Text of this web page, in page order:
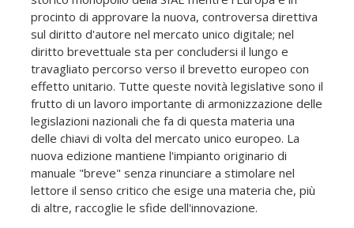
procinto di approvare la nuova, controversa direttiva
sul diritto d'autore nel mercato unico digitale; nel
diritto brevettuale sta per concludersi il lungo e
travagliato percorso verso il brevetto europeo con
effetto unitario. Tutte queste novità legislative sono il
frutto di un lavoro importante di armonizzazione delle
legislazioni nazionali che fa di questa materia una
delle chiavi di volta del mercato unico europeo. La
nuova edizione mantiene l'impianto originario di
manuale "breve" senza rinunciare a stimolare nel
lettore il senso critico che esige una materia che, più
di altre, raccoglie le sfide dell'innovazione.